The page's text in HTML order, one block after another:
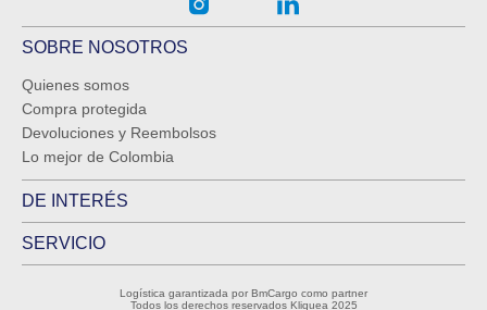
SOBRE NOSOTROS
Quienes somos
Compra protegida
Devoluciones y Reembolsos
Lo mejor de Colombia
DE INTERÉS
SERVICIO
Logística garantizada por BmCargo como partner
Todos los derechos reservados Kliquea 2025